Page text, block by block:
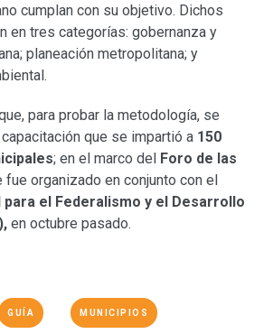
cumplan con su objetivo. Dichos
en tres categorías: gobernanza y
planeación metropolitana; y
para probar la metodología, se
que se impartió a 150
; en el marco del Foro de las
fue organizado en conjunto con el
el Federalismo y el Desarrollo
en octubre pasado.
GUÍA MUNICIPIOS